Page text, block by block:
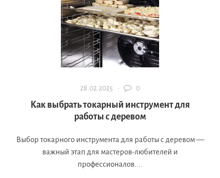
28.02.2025 · 0
Как выбрать токарный инструмент для
работы с деревом
Выбор токарного инструмента для работы с деревом —
важный этап для мастеров-любителей и
профессионалов....